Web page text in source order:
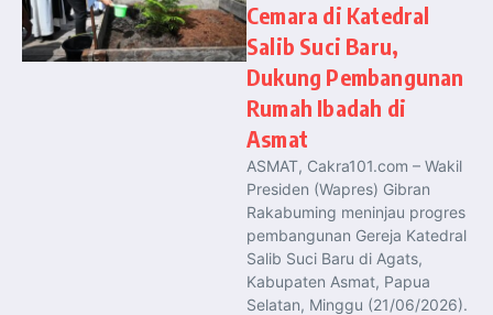
Cemara di Katedral
Salib Suci Baru,
Dukung Pembangunan
Rumah Ibadah di
Asmat
ASMAT, Cakra101.com – Wakil
Presiden (Wapres) Gibran
Rakabuming meninjau progres
pembangunan Gereja Katedral
Salib Suci Baru di Agats,
Kabupaten Asmat, Papua
Selatan, Minggu (21/06/2026).